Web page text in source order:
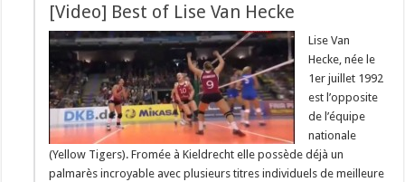
[Video] Best of Lise Van Hecke
Lise Van
Hecke, née le
1er juillet 1992
est l’opposite
de l’équipe
nationale
(Yellow Tigers). Fromée à Kieldrecht elle possède déjà un
palmarès incroyable avec plusieurs titres individuels de meilleure